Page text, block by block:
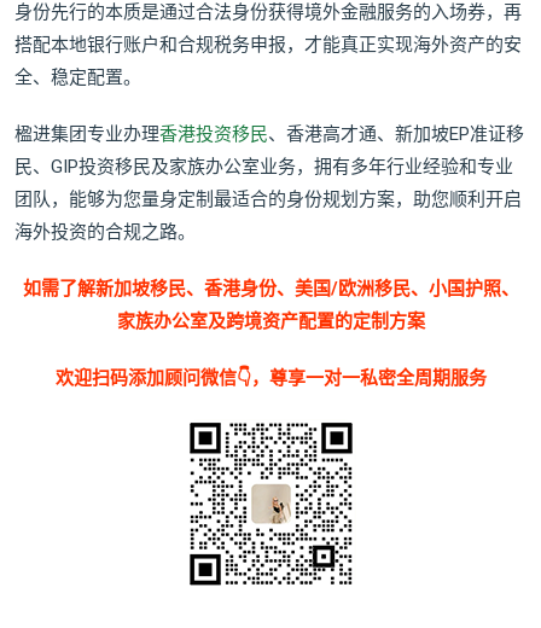
身份先行的本质是通过合法身份获得境外金融服务的入场券，再
搭配本地银行账户和合规税务申报，才能真正实现海外资产的安
全、稳定配置。
楹进集团专业办理香港投资移民、香港高才通、新加坡EP准证移
民、GIP投资移民及家族办公室业务，拥有多年行业经验和专业
团队，能够为您量身定制最适合的身份规划方案，助您顺利开启
海外投资的合规之路。
如需了解新加坡移民、香港身份、美国/欧洲移民、小国护照、
家族办公室及跨境资产配置的定制方案
欢迎扫码添加顾问微信👇，尊享一对一私密全周期服务